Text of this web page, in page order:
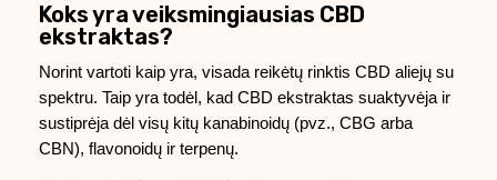
Koks yra veiksmingiausias CBD
ekstraktas?
Norint vartoti kaip yra, visada reikėtų rinktis CBD aliejų su
spektru. Taip yra todėl, kad CBD ekstraktas suaktyvėja ir
sustiprėja dėl visų kitų kanabinoidų (pvz., CBG arba
CBN), flavonoidų ir terpenų.